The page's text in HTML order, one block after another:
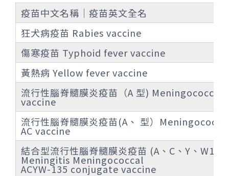
疫苗中文名稱｜疫苗英文全名
狂犬病疫苗 Rabies vaccine
傷寒疫苗 Typhoid fever vaccine
黃熱病 Yellow fever vaccine
流行性腦脊髓膜炎疫苗（A 型) Meningococcal
vaccine
流行性腦脊髓膜炎疫苗(A、 型）
AC vaccine
結合型流行性腦脊髓膜炎疫苗 (A、C、Y、W135
Meningitis Meningococcal
ACYW-135 conjugate vaccine